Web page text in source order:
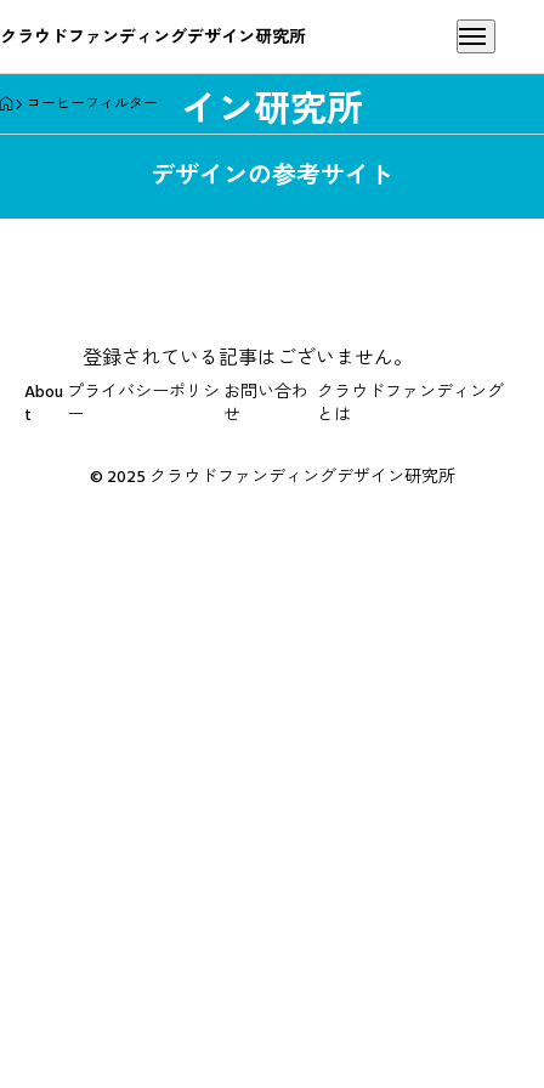
クラウドファンディングデザ
イン研究所
デザインの参考サイト
クラウドファンディングデザイン研究所
HOME
コーヒーフィルター
登録されている記事はございません。
Abou
t
プライバシーポリシ
ー
お問い合わ
せ
クラウドファンディング
とは
© 2025 クラウドファンディングデザイン研究所